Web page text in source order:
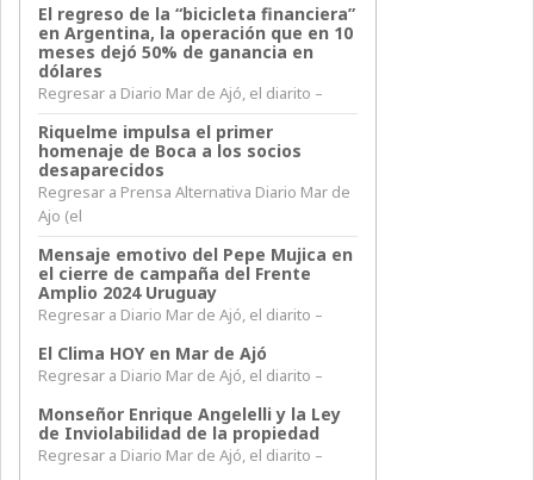
El regreso de la “bicicleta financiera”
en Argentina, la operación que en 10
meses dejó 50% de ganancia en
dólares
Regresar a Diario Mar de Ajó, el diarito –
Riquelme impulsa el primer
homenaje de Boca a los socios
desaparecidos
Regresar a Prensa Alternativa Diario Mar de
Ajo (el
Mensaje emotivo del Pepe Mujica en
el cierre de campaña del Frente
Amplio 2024 Uruguay
Regresar a Diario Mar de Ajó, el diarito –
El Clima HOY en Mar de Ajó
Regresar a Diario Mar de Ajó, el diarito –
Monseñor Enrique Angelelli y la Ley
de Inviolabilidad de la propiedad
Regresar a Diario Mar de Ajó, el diarito –